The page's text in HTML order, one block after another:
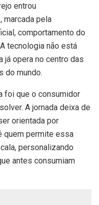
entrou
marcada pela
comportamento do
tecnologia não está
já opera no centro das
do mundo.
foi que o consumidor
A jornada deixa de
orientada por
quem permite essa
personalizando
antes consumiam